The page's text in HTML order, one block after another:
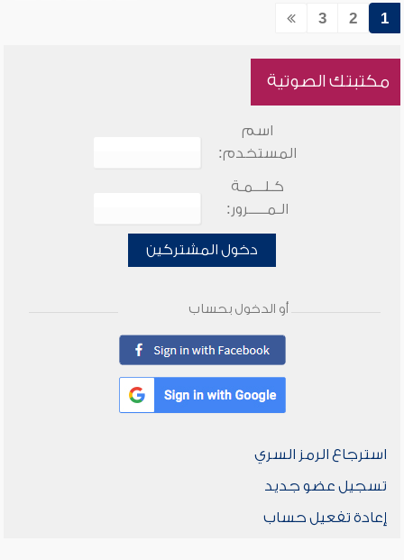
1
2
3
مكتبتك الصوتية
اسم
المستخدم:
كـلـــمـة
الـمـــــرور:
دخول المشتركين
أو الدخول بحساب
استرجاع الرمز السري
تسجيل عضو جديد
إعادة تفعيل حساب